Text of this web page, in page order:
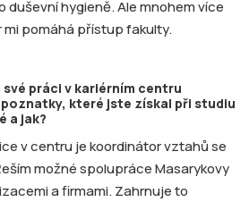
duševní hygieně. Ale mnohem více
pomáhá přístup fakulty.
práci v kariérním centru
které jste získal při studiu
a jak?
v centru je koordinátor vztahů se
možné spolupráce Masarykovy
a firmami. Zahrnuje to